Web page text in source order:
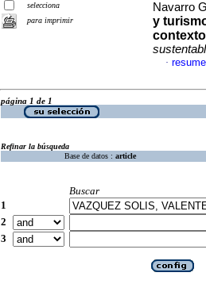
selecciona
para imprimir
Navarro
y
·
página 1 de 1
Refinar la búsqueda
Base de datos : article
Buscar
1
2
3